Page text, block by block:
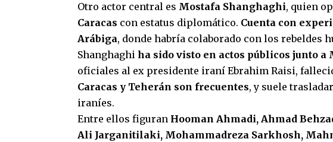
Otro actor central es Mostafa Shanghaghi, quien
Caracas con estatus diplomático. Cuenta con
Arábiga, donde habría colaborado con los rebeldes
Shanghaghi ha sido visto en actos públicos junto a
oficiales al ex presidente iraní Ebrahim Raisi,
Caracas y Teherán son frecuentes, y suele
iraníes.
Entre ellos figuran Hooman Ahmadi, Ahmad
Ali Jarganitilaki, Mohammadreza Sarkhosh,